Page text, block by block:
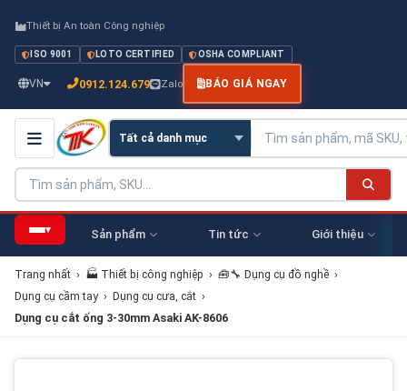
Thiết bị An toàn Công nghiệp
ISO 9001 LOTO CERTIFIED OSHA COMPLIANT
VN 0912.124.679 Zalo BÁO GIÁ NGAY
▾ Sản phẩm Tin tức Giới thiệu
Trang nhất › 🏭 Thiết bị công nghiệp › 🧰🔧 Dụng cụ đồ nghề ›
Dụng cụ cầm tay › Dụng cụ cưa, cắt ›
Dụng cụ cắt ống 3-30mm Asaki AK-8606